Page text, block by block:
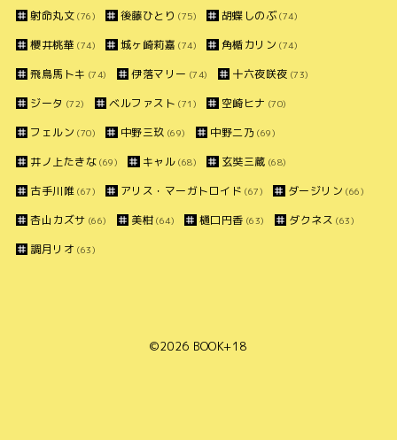
射命丸文 (76) 後藤ひとり (75) 胡蝶しのぶ(74)
櫻井桃華 (74) 城ヶ崎莉嘉 (74) 角楯カリン (74)
飛鳥馬トキ (74) 伊落マリー (74) 十六夜咲夜 (73)
ジータ (72) ベルファスト (71) 空崎ヒナ (70)
フェルン (70) 中野三玖 (69) 中野二乃 (69)
井ノ上たきな (69) キャル (68) 玄奘三蔵 (68)
古手川唯 (67) アリス・マーガトロイド (67) ダージリン (66)
杏山カズサ (66) 美柑 (64) 樋口円香 (63) ダクネス (63)
調月リオ (63)
©2026 BOOK+18